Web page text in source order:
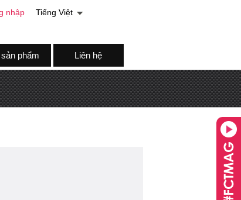
phẩm Liên hệ
nhập Tiếng Việt